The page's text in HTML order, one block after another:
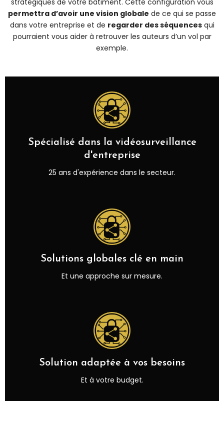
stratégiques de votre bâtiment. Cette configuration vous
permettra d’avoir une vision globale de ce qui se passe
dans votre entreprise et de regarder des séquencesqui
pourraient vous aider à retrouver les auteurs d’un vol par
exemple.
Spécialisé dans la vidéosurveillance
d'entreprise
25 ans d'expérience dans le secteur.
Solutions globales clé en main
Et une approche sur mesure.
Solution adaptée à vos besoins
Et à votre budget.